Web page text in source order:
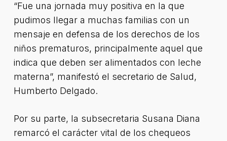
“Fue una jornada muy positiva en la que
pudimos llegar a muchas familias con un
mensaje en defensa de los derechos de los
niños prematuros, principalmente aquel que
indica que deben ser alimentados con leche
materna”, manifestó el secretario de Salud,
Humberto Delgado.
Por su parte, la subsecretaria Susana Diana
remarcó el carácter vital de los chequeos